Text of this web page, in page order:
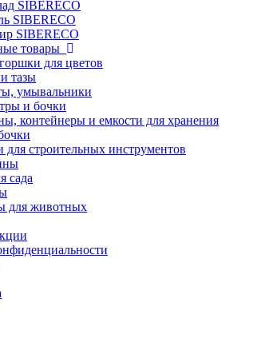
SIBERECO
SIBERECO
SIBERECO
товары
для цветов
тазы
умывальники
и бочки
контейнеры и емкости для хранения
строительных инструментов
сада
для животных